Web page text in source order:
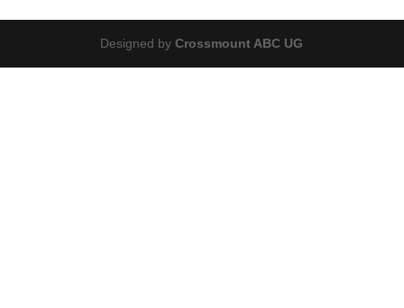
Designed byCrossmount ABC UG